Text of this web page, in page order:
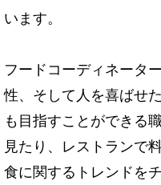
います。
フードコーディネータ
性、そして人を喜ばせ
も目指すことができる
見たり、レストランで
食に関するトレンドを